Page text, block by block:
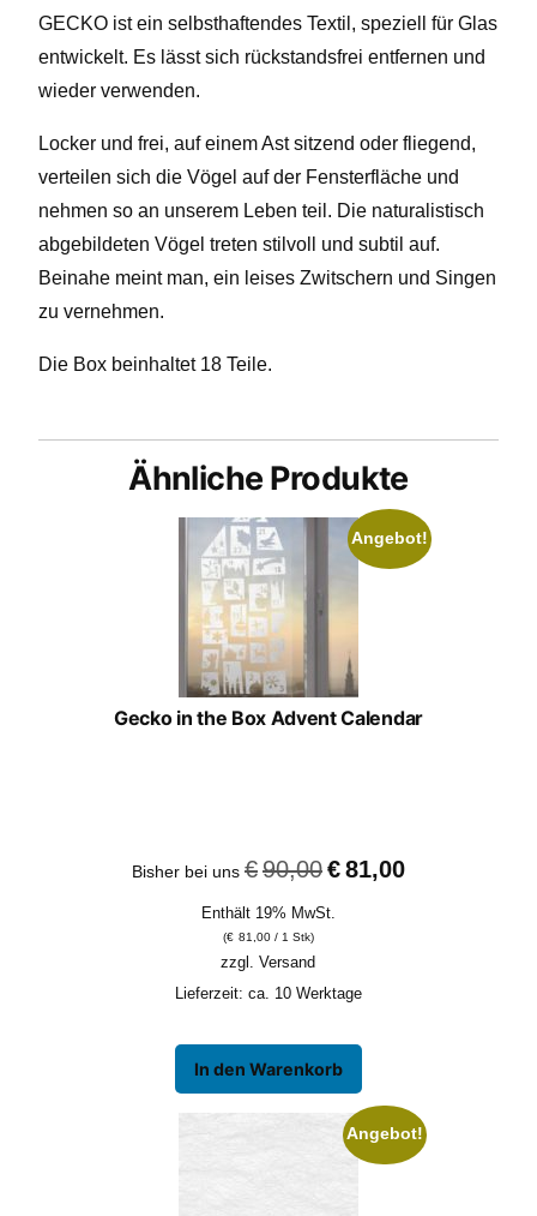
GECKO ist ein selbsthaftendes Textil, speziell für Glas
entwickelt. Es lässt sich rückstandsfrei entfernen und
wieder verwenden.
Locker und frei, auf einem Ast sitzend oder fliegend,
verteilen sich die Vögel auf der Fensterfläche und
nehmen so an unserem Leben teil. Die naturalistisch
abgebildeten Vögel treten stilvoll und subtil auf.
Beinahe meint man, ein leises Zwitschern und Singen
zu vernehmen.
Die Box beinhaltet 18 Teile.
Ähnliche Produkte
Angebot!
Gecko in the Box Advent Calendar
Bisher bei uns €90,00 Ursprünglicher
war:
€81,00Aktueller
Enthält 19% MwSt.
(€ 81,00/ 1 Stk)
zzgl.Versand
Lieferzeit: ca. 10 Werktage
In den Warenkorb
Angebot!